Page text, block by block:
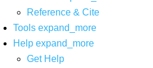
Reference & Cite
Tools expand_more
Help expand_more
Get Help